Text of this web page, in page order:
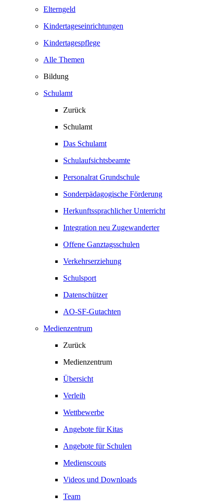
Elterngeld
Kindertageseinrichtungen
Kindertagespflege
Alle Themen
Bildung
Schulamt
Zurück
Schulamt
Das Schulamt
Schulaufsichtsbeamte
Personalrat Grundschule
Sonderpädagogische Förderung
Herkunftssprachlicher Unterricht
Integration neu Zugewanderter
Offene Ganztagsschulen
Verkehrserziehung
Schulsport
Datenschützer
AO-SF-Gutachten
Medienzentrum
Zurück
Medienzentrum
Übersicht
Verleih
Wettbewerbe
Angebote für Kitas
Angebote für Schulen
Medienscouts
Videos und Downloads
Team